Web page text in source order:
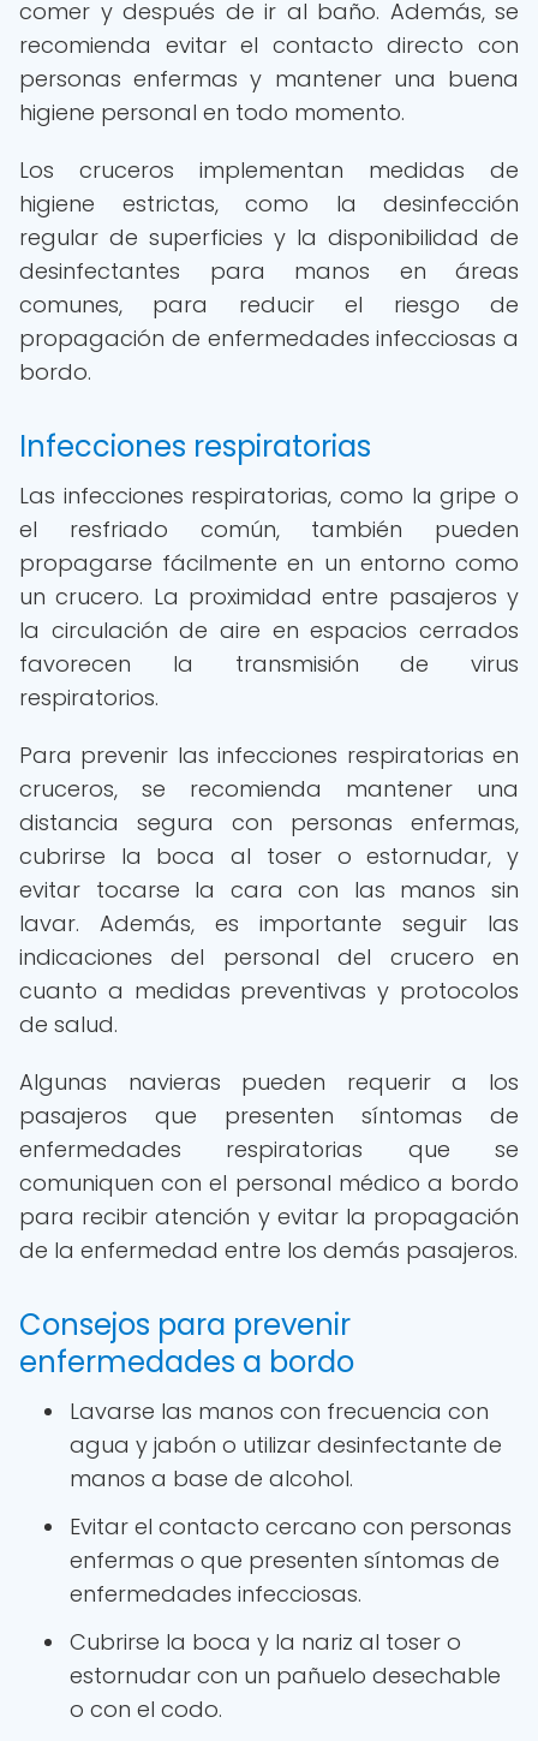
comer y después de ir al baño. Además, se
recomienda evitar el contacto directo con
personas enfermas y mantener una buena
higiene personal en todo momento.
Los cruceros implementan medidas de
higiene estrictas, como la desinfección
regular de superficies y la disponibilidad de
desinfectantes para manos en áreas
comunes, para reducir el riesgo de
propagación de enfermedades infecciosas a
bordo.
Infecciones respiratorias
Las infecciones respiratorias, como la gripe o
el resfriado común, también pueden
propagarse fácilmente en un entorno como
un crucero. La proximidad entre pasajeros y
la circulación de aire en espacios cerrados
favorecen la transmisión de virus
respiratorios.
Para prevenir las infecciones respiratorias en
cruceros, se recomienda mantener una
distancia segura con personas enfermas,
cubrirse la boca al toser o estornudar, y
evitar tocarse la cara con las manos sin
lavar. Además, es importante seguir las
indicaciones del personal del crucero en
cuanto a medidas preventivas y protocolos
de salud.
Algunas navieras pueden requerir a los
pasajeros que presenten síntomas de
enfermedades respiratorias que se
comuniquen con el personal médico a bordo
para recibir atención y evitar la propagación
de la enfermedad entre los demás pasajeros.
Consejos para prevenir
enfermedades a bordo
Lavarse las manos con frecuencia con
agua y jabón o utilizar desinfectante de
manos a base de alcohol.
Evitar el contacto cercano con personas
enfermas o que presenten síntomas de
enfermedades infecciosas.
Cubrirse la boca y la nariz al toser o
estornudar con un pañuelo desechable
o con el codo.